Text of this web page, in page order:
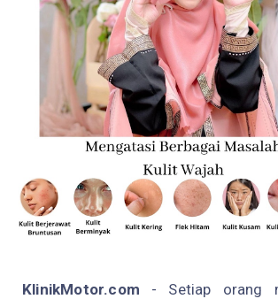
KlinikMotor.com - Setiap orang